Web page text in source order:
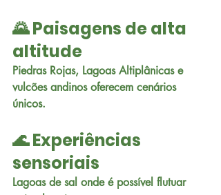
🌄 Paisagens de alta
altitude
Piedras Rojas, Lagoas Altiplânicas e
vulcões andinos oferecem cenários
únicos.
🌊 Experiências
sensoriais
Lagoas de sal onde é possível flutuar